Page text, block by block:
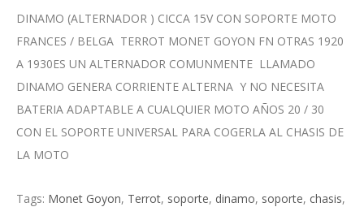
DINAMO (ALTERNADOR ) CICCA 15V CON SOPORTE MOTO
FRANCES / BELGA TERROT MONET GOYON FN OTRAS 1920
A 1930ES UN ALTERNADOR COMUNMENTE LLAMADO
DINAMO GENERA CORRIENTE ALTERNA Y NO NECESITA
BATERIA ADAPTABLE A CUALQUIER MOTO AÑOS 20 / 30
CON EL SOPORTE UNIVERSAL PARA COGERLA AL CHASIS DE
LA MOTO
Tags: Monet Goyon, Terrot, soporte, dinamo, soporte, chasis,